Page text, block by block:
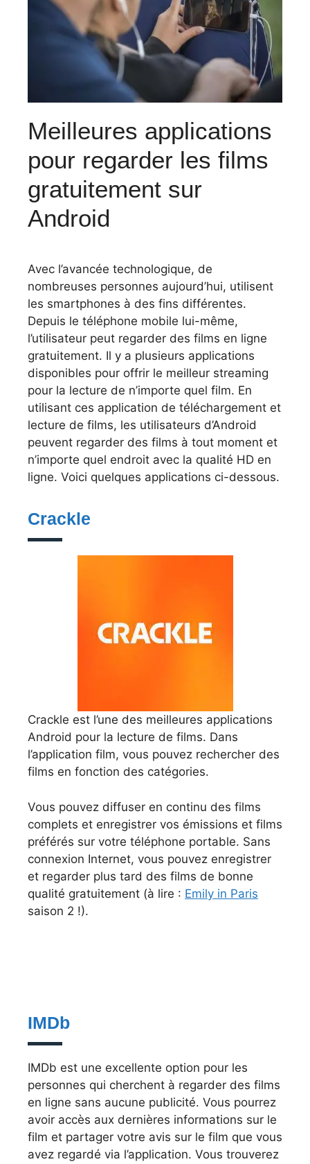
Meilleures applications
pour regarder les films
gratuitement sur
Android
Avec l’avancée technologique, de
nombreuses personnes aujourd’hui, utilisent
les smartphones à des fins différentes.
Depuis le téléphone mobile lui-même,
l’utilisateur peut regarder des films en ligne
gratuitement. Il y a plusieurs applications
disponibles pour offrir le meilleur streaming
pour la lecture de n’importe quel film. En
utilisant ces application de téléchargement et
lecture de films, les utilisateurs d’Android
peuvent regarder des films à tout moment et
n’importe quel endroit avec la qualité HD en
ligne. Voici quelques applications ci-dessous.
Crackle
Crackle est l’une des meilleures applications
Android pour la lecture de films. Dans
l’application film, vous pouvez rechercher des
films en fonction des catégories.
Vous pouvez diffuser en continu des films
complets et enregistrer vos émissions et films
préférés sur votre téléphone portable. Sans
connexion Internet, vous pouvez enregistrer
et regarder plus tard des films de bonne
qualité gratuitement (à lire : Emily in Paris
saison 2 !).
IMDb
IMDb est une excellente option pour les
personnes qui cherchent à regarder des films
en ligne sans aucune publicité. Vous pourrez
avoir accès aux dernières informations sur le
film et partager votre avis sur le film que vous
avez regardé via l’application. Vous trouverez